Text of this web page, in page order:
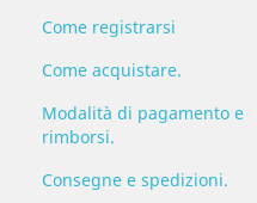
Come registrarsi
Come acquistare.
Modalità di pagamento e
rimborsi.
Consegne e spedizioni.